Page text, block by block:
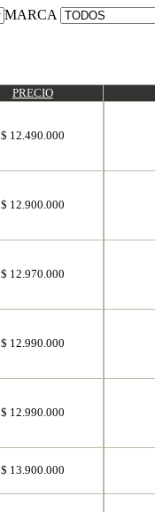
MARCA
PRECIO
$ 12.490.000
$ 12.900.000
$ 12.970.000
$ 12.990.000
$ 12.990.000
$ 13.900.000